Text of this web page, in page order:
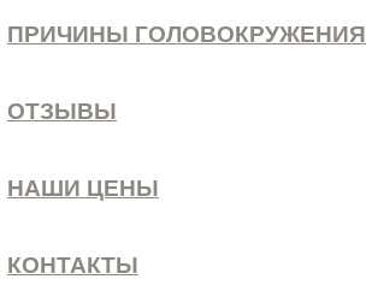
ПРИЧИНЫ ГОЛОВОКРУЖЕНИЯ
ОТЗЫВЫ
НАШИ ЦЕНЫ
КОНТАКТЫ